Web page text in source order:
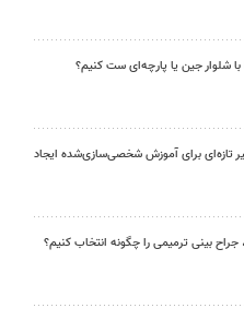
با شلوار جین یا پارچه‌ای ست کنیم؟
تازه‌ای برای آموزش شخصی‌سازی‌شده ایجاد
بینی ترمیمی را چگونه انتخاب کنیم؟